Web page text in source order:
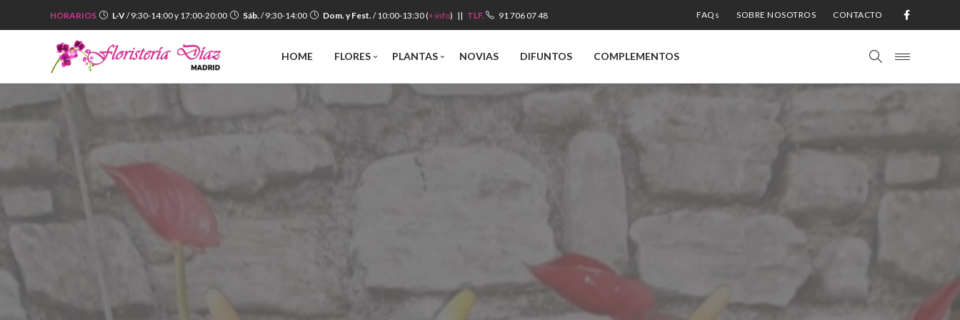
Escriba lo que desee buscar y pulse Enter o el Botón de Búsqueda
HORARIOS L-V/ 9:30-14:00 y 17:00-20:00 Sáb. / 9:30-14:00 Dom. y Fest. / 10:00-13:30 (+ info) || TLF. 91 706 07 48 FAQs SOBRE NOSOTROS CONTACTO
HOME FLORES PLANTAS NOVIAS DIFUNTOS COMPLEMENTOS